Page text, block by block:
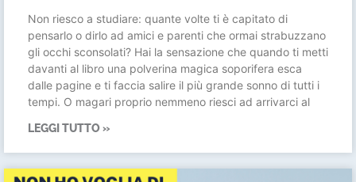
Non riesco a studiare: quante volte ti è capitato di
pensarlo o dirlo ad amici e parenti che ormai strabuzzano
gli occhi sconsolati? Hai la sensazione che quando ti metti
davanti al libro una polverina magica soporifera esca
dalle pagine e ti faccia salire il più grande sonno di tutti i
tempi. O magari proprio nemmeno riesci ad arrivarci al
LEGGI TUTTO »